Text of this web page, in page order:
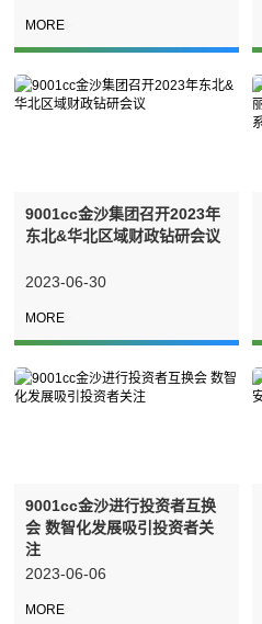
9001cc金沙集团召开2023年
东北&华北区域财政钻研会议
2023-06-30
9001cc金沙进行投资者互换
会 数智化发展吸引投资者关
注
2023-06-06